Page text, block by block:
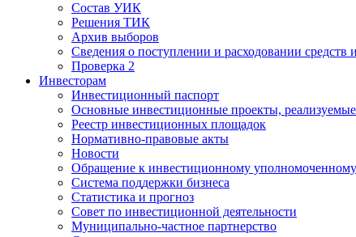
Состав УИК
Решения ТИК
Архив выборов
Сведения о поступлении и расходовании средств
Проверка 2
Инвесторам
Инвестиционный паспорт
Основные инвестиционные проекты,
Реестр инвестиционных площадок
Нормативно-правовые акты
Новости
Обращение к инвестиционному уполномоченному
Система поддержки бизнеса
Статистика и прогноз
Совет по инвестиционной деятельности
Муниципально-частное партнерство